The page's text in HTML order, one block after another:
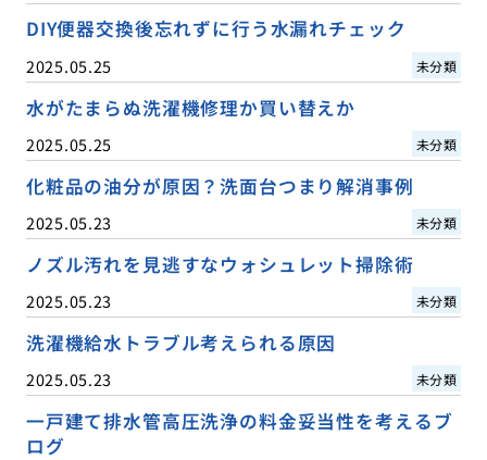
DIY便器交換後忘れずに行う水漏れチェック
2025.05.25 未分類
水がたまらぬ洗濯機修理か買い替えか
2025.05.25 未分類
化粧品の油分が原因？洗面台つまり解消事例
2025.05.23 未分類
ノズル汚れを見逃すなウォシュレット掃除術
2025.05.23 未分類
洗濯機給水トラブル考えられる原因
2025.05.23 未分類
一戸建て排水管高圧洗浄の料金妥当性を考えるブ
ログ